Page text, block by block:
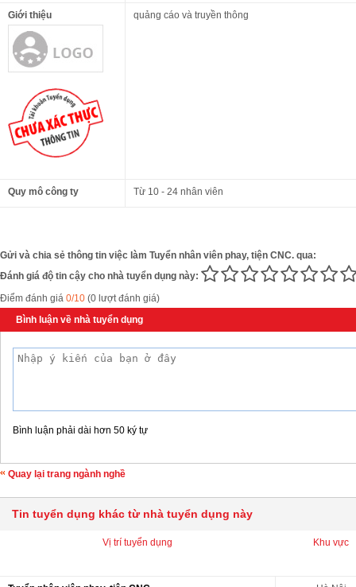
Giới thiệu quảng cáo và truyền thông
Quy mô công ty Từ 10 - 24 nhân viên
Gửi và chia sẻ thông tin việc làm Tuyển nhân viên phay, tiện CNC. qua:
Đánh giá độ tin cậy cho nhà tuyển dụng này:
Điểm đánh giá 0/10 (0 lượt đánh giá)
Bình luận về nhà tuyển dụng
Bình luận phải dài hơn 50 ký tự
Quay lại trang ngành nghề
Tin tuyển dụng khác từ nhà tuyển dụng này
Vị trí tuyển dụng Khu vực